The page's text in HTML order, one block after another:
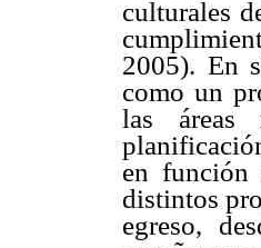
culturales
2005). En
como un
las áreas
en función
distintos
egreso,